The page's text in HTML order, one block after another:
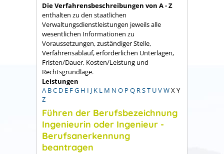
Die Verfahrensbeschreibungen von A - Z
enthalten zu den staatlichen
Verwaltungsdienstleistungen jeweils alle
wesentlichen Informationen zu
Voraussetzungen, zuständiger Stelle,
Verfahrensablauf, erforderlichen Unterlagen,
Fristen/Dauer, Kosten/Leistung und
Rechtsgrundlage.
Leistungen
A BC D E FG H I J K L M N O P Q RST UVWX Y
Z
Führen der Berufsbezeichnung
Ingenieurin oder Ingenieur -
Berufsanerkennung
beantragen